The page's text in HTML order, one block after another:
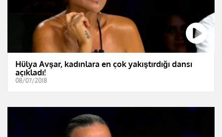
Hülya Avşar, kadınlara en çok yakıştırdığı dansı
açıkladı!
08/07/2018